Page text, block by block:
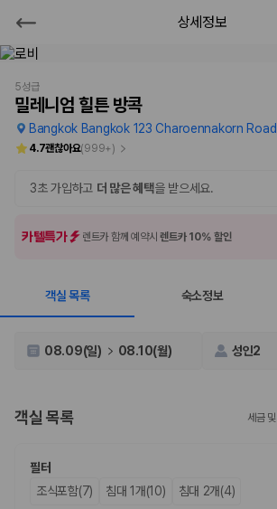
밀레니엄 힐튼 방콕
2000만 이용고객이 선택한 제주 렌트카 가격비교
제주렌트카 가격비교는 카모아에
제주도 렌트카는 업체마다 차량 가격, 보험 조건,
장소, 취소 규정이 다릅니다. 카모아는 여러 제주
업체별 가격비교:
제주 렌트카 업체별 실시
차종별 최저가 비교:
인원에 맞는 차종별 가격을 비교합니다.
보험 조건 비교:일반자차, 완전자차, 슈퍼자
상세정보
5성급
밀레니엄 힐튼 방콕
Bangkok Bangkok 123 Charoennakorn Road
4.7괜찮아요(999+)
3초 가입하고 더 많은 혜택을 받으세요.
카텔특가 렌트카 함께 예약시렌트카 10% 할인
객실 목록 숙소정보
08.09(일) 08.10(월) 성인2
객실 목록 세금
필터
조식포함(7)
침대 1개(10) 침대 2개(4)